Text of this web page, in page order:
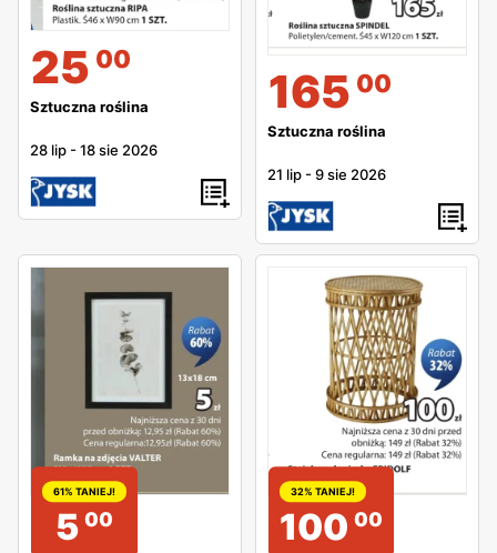
25 00
Sztuczna roślina
28 lip -18 sie 2026
165 00
Sztuczna roślina
21 lip -9 sie 2026
61% TANIEJ!
5 00
32% TANIEJ!
100 00